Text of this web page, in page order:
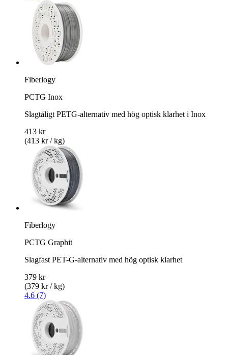
Fiberlogy
PCTG Inox
Slagtåligt PETG-alternativ med hög optisk klarhet i Inox
413 kr
(413 kr / kg)
Fiberlogy
PCTG Graphit
Slagfast PET-G-alternativ med hög optisk klarhet
379 kr
(379 kr / kg)
4.6 (7)